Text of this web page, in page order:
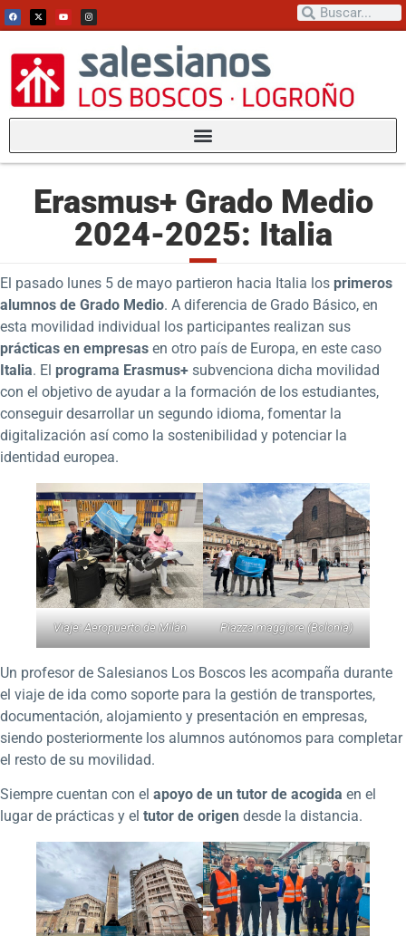
Erasmus+ Grado Medio
2024-2025: Italia
El pasado lunes 5 de mayo partieron hacia Italia los primeros
alumnos de Grado Medio. A diferencia de Grado Básico, en
esta movilidad individual los participantes realizan sus
prácticas en empresas en otro país de Europa, en este caso
Italia. El programa Erasmus+ subvenciona dicha movilidad
con el objetivo de ayudar a la formación de los estudiantes,
conseguir desarrollar un segundo idioma, fomentar la
digitalización así como la sostenibilidad y potenciar la
identidad europea.
Viaje: Aeropuerto de Milán Piazza maggiore (Bolonia)
Un profesor de Salesianos Los Boscos les acompaña durante
el viaje de ida como soporte para la gestión de transportes,
documentación, alojamiento y presentación en empresas,
siendo posteriormente los alumnos autónomos para completar
el resto de su movilidad.
Siempre cuentan con el apoyo de un tutor de acogida en el
lugar de prácticas y el tutor de origen desde la distancia.